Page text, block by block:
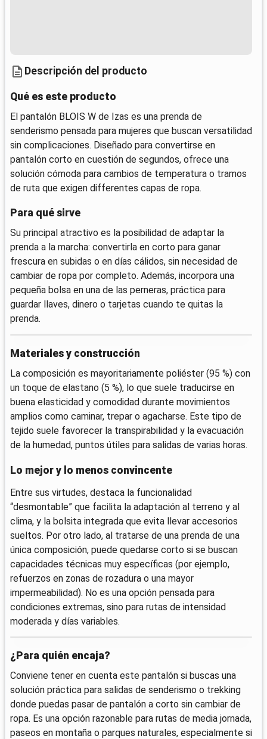
Descripción del producto
Qué es este producto
El pantalón BLOIS W de Izas es una prenda de
senderismo pensada para mujeres que buscan versatilidad
sin complicaciones. Diseñado para convertirse en
pantalón corto en cuestión de segundos, ofrece una
solución cómoda para cambios de temperatura o tramos
de ruta que exigen differentes capas de ropa.
Para qué sirve
Su principal atractivo es la posibilidad de adaptar la
prenda a la marcha: convertirla en corto para ganar
frescura en subidas o en días cálidos, sin necesidad de
cambiar de ropa por completo. Además, incorpora una
pequeña bolsa en una de las perneras, práctica para
guardar llaves, dinero o tarjetas cuando te quitas la
prenda.
Materiales y construcción
La composición es mayoritariamente poliéster (95 %) con
un toque de elastano (5 %), lo que suele traducirse en
buena elasticidad y comodidad durante movimientos
amplios como caminar, trepar o agacharse. Este tipo de
tejido suele favorecer la transpirabilidad y la evacuación
de la humedad, puntos útiles para salidas de varias horas.
Lo mejor y lo menos convincente
Entre sus virtudes, destaca la funcionalidad
“desmontable” que facilita la adaptación al terreno y al
clima, y la bolsita integrada que evita llevar accesorios
sueltos. Por otro lado, al tratarse de una prenda de una
única composición, puede quedarse corto si se buscan
capacidades técnicas muy específicas (por ejemplo,
refuerzos en zonas de rozadura o una mayor
impermeabilidad). No es una opción pensada para
condiciones extremas, sino para rutas de intensidad
moderada y días variables.
¿Para quién encaja?
Conviene tener en cuenta este pantalón si buscas una
solución práctica para salidas de senderismo o trekking
donde puedas pasar de pantalón a corto sin cambiar de
ropa. Es una opción razonable para rutas de media jornada,
paseos en montaña o parques naturales, especialmente si